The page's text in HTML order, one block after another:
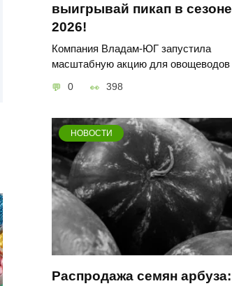
выигрывай пикап в сезоне
2026!
Компания Владам-ЮГ запустила
масштабную акцию для овощеводов
0 398
НОВОСТИ
Распродажа семян арбуза: